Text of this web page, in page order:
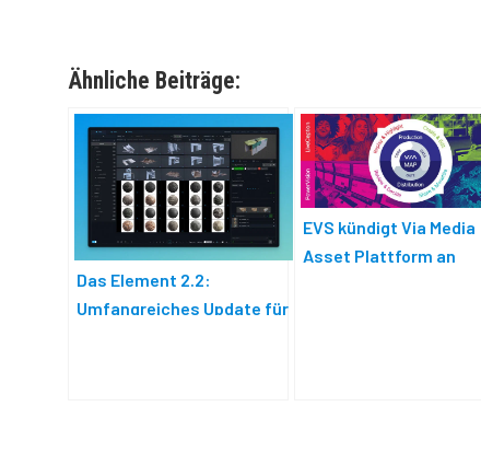
Ähnliche Beiträge:
Das Element 2.2:
Umfangreiches Update für
EVS kündigt Via Media
Asset Plattform an